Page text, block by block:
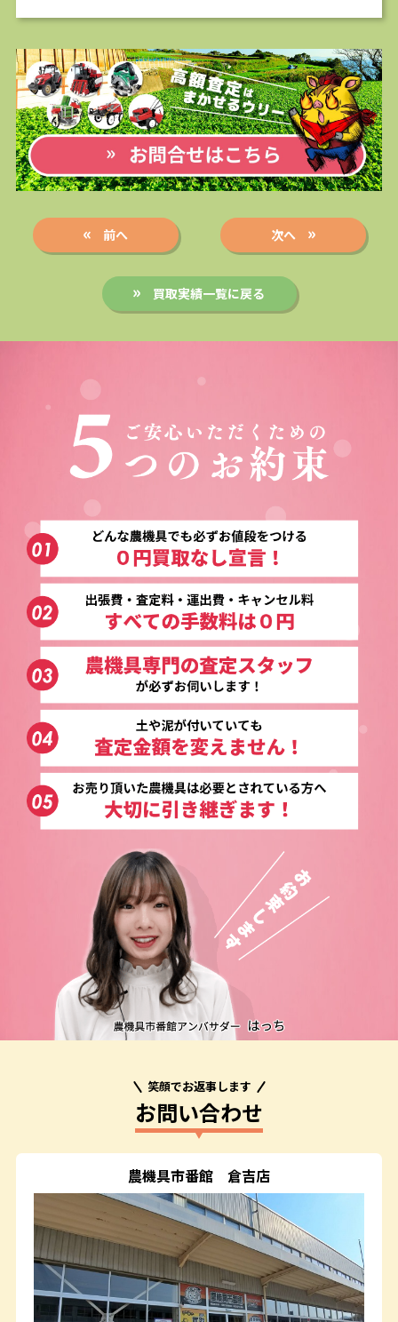
前へ 次へ
買取実績一覧に戻る
笑顔でお返事します
お問い合わせ
農機具市番館 倉吉店